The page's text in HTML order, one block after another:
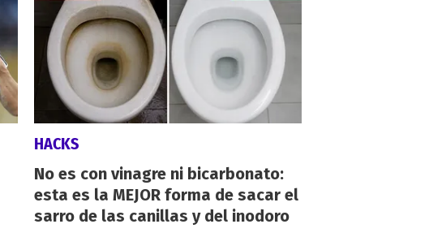
HACKS
No es con vinagre ni bicarbonato:
esta es la MEJOR forma de sacar el
sarro de las canillas y del inodoro